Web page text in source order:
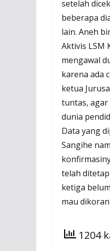
setelah
beberapa
lain. Aneh
Aktivis LSM
mengawal
karena ada
ketua
tuntas, agar
dunia
Data yang
Sangihe
telah
ketiga
mau
1204